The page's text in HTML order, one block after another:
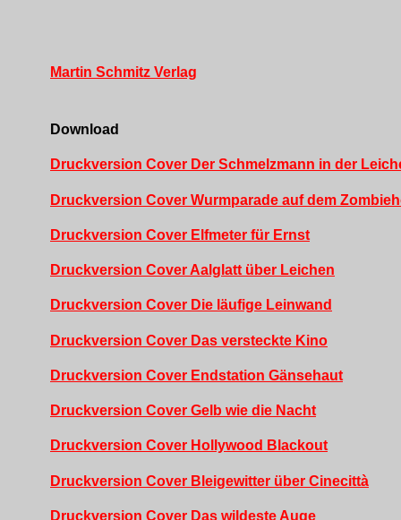
Martin Schmitz Verlag
Download
Druckversion Cover Der Schmelzmann in der
Druckversion Cover Wurmparade auf dem
Druckversion Cover Elfmeter für Ernst
Druckversion Cover Aalglatt über Leichen
Druckversion Cover Die läufige Leinwand
Druckversion Cover Das versteckte Kino
Druckversion Cover Endstation Gänsehaut
Druckversion Cover Gelb wie die Nacht
Druckversion Cover Hollywood Blackout
Druckversion Cover Bleigewitter über Cinecittà
Druckversion Cover Das wildeste Auge